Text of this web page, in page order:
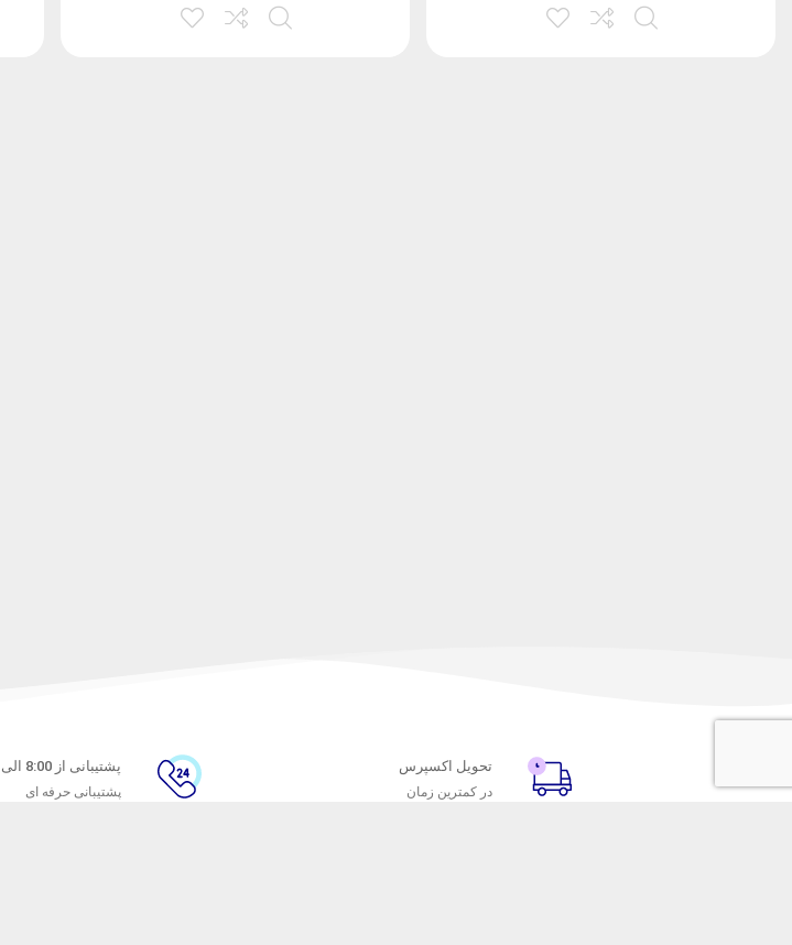
تحویل اکسپرس
در کمترین زمان
پشتیبانی از 8:00 الی 17:00
پشتیبانی حرفه ای